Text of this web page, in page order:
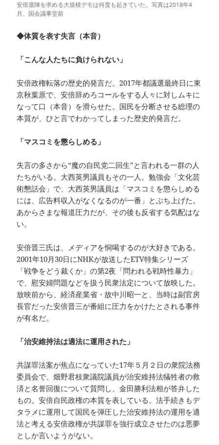
安倍退陣を求める大規模デモは何度も起きていた。写真は2018年4
月、国会議事堂前
◆体質を表す失言（本音）
「こんな人たちに負けられない」
安倍政権転落の歴史的発言だ。2017年都議選最終日に東
京秋葉原で、安倍辞めろコールをする人々に対しムキに
なって口（本音）を滑らせた。国民を分断させる総理の
本質が、ひと言でわかってしまった歴史的発言だ。
「マスコミを懲らしめる」
失言の多さから“魔の自民党二回生”と言われる一群の人
たちがいる。大西英男議員もその一人。勉強会「文化芸
術懇話会」で、大西英男議員は「マスコミを懲らしめる
には、広告料収入がなくなるのが一番」とぶち上げた。
あからさまな報道圧力だが、その後も反省する気配はな
い。
安倍晋三氏は、メディアを恫喝するのが大好きである。
2001年10月30日にNHKが放送したETV特集シリーズ
「戦争をどう裁くか」の第2夜「問われる戦時性暴力」
で、慰安婦問題などを扱う民衆法定について放映した。
放映前から、経済産業省・故中川昭一と、当時は副官房
長官だった安倍晋三が番組に圧力をかけたとされる事件
が有名だ。
「治安維持法は適法に運用された」
共謀罪法案が焦点になっていた17年５月２日の衆院法務
委員会で、畑野君枝衆議院議員が治安維持法犠牲者の救
済と名誉回復について質問し、金田勝利法相が答弁した
もの。安倍自民政権の本質を表している。法手続きもデ
タラメに運用して国民を弾圧した治安維持法の運用を適
法と考える安倍政権が共謀罪を強行成立させたのは悪夢
としか言いようがない。